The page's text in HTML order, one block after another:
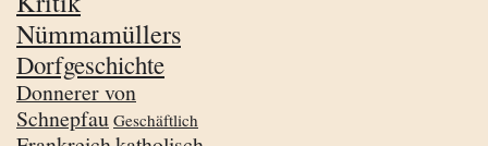
Nümmamüllers
Dorfgeschichte
Donnerer von
Schnepfau Geschäftlich